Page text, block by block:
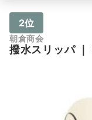
2位
朝倉商会
撥水スリッパ｜